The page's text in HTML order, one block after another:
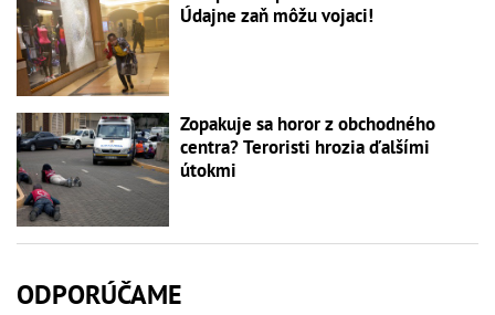
Údajne zaň môžu vojaci!
Zopakuje sa horor z obchodného
centra? Teroristi hrozia ďalšími
útokmi
ODPORÚČAME